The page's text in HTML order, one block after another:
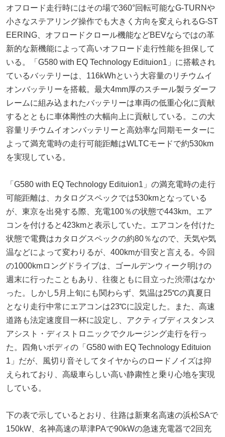
オフロード走行時にはその場で360°回転可能なG-TURNや
小さなステアリング操作でも大きく方向を変えられるG-ST
EERING、オフロードクロール機能などBEVならではの革
新的な新機能によって高いオフロード走行性能を担保して
いる。「G580 with EQ Technology Edituion1」に搭載され
ているバッテリーは、116kWhという大容量のリチウムイ
オンバッテリーを搭載。最大4mm厚のスチール製ラダーフ
レームに組み込まれたバッテリーは車両の低重心化に貢献
するとともに車体剛性の大幅向上に貢献している。この大
容量リチウムイオンバッテリーと高効率な同期モーターに
よって満充電時の走行可能距離はWLTCモードで約530km
を実現している。
「G580 with EQ Technology Edituion1」の満充電時の走行
可能距離は、カタログスペックでは530kmとなっている
が、東京を出発する際、充電100％の状態で443km。エア
コンを付けると423kmと表示していた。エアコンを付けた
状態で電費はカタログスペックの約80％なので、天気や気
温などによって変わりるが、400kmが目安と言える。今回
の1000kmロングドライブは、ゴールデンウィーク明けの
週末に行ったこともあり、往復ともに目立った渋滞はなか
った。しかし5月上旬にも関わらず、気温は25℃の真夏日
となり走行中常にエアコンは23℃に設定した。また、高速
道路も法定速度目一杯に設定し、アクティブディスタンス
アシスト・ディストロニックでクルージング走行を行っ
た。四角いボディの「G580 with EQ Technology Edituion
1」だが、風切り音そしてタイヤからのロードノイズは抑
えられており、高級車らしい高い静粛性と乗り心地を実現
している。
下の表で示しているとおり、往路は新東名高速の浜松SAで
150kW、名神高速の草津PAで90kWの急速充電器で2回充